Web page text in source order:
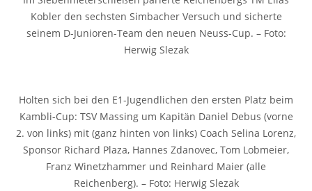
Kobler den sechsten Simbacher Versuch und sicherte
seinem D-Junioren-Team den neuen Neuss-Cup. – Foto:
Herwig Slezak
Holten sich bei den E1-Jugendlichen den ersten Platz beim
Kambli-Cup: TSV Massing um Kapitän Daniel Debus (vorne
2. von links) mit (ganz hinten von links) Coach Selina Lorenz,
Sponsor Richard Plaza, Hannes Zdanovec, Tom Lobmeier,
Franz Winetzhammer und Reinhard Maier (alle
Reichenberg). – Foto: Herwig Slezak